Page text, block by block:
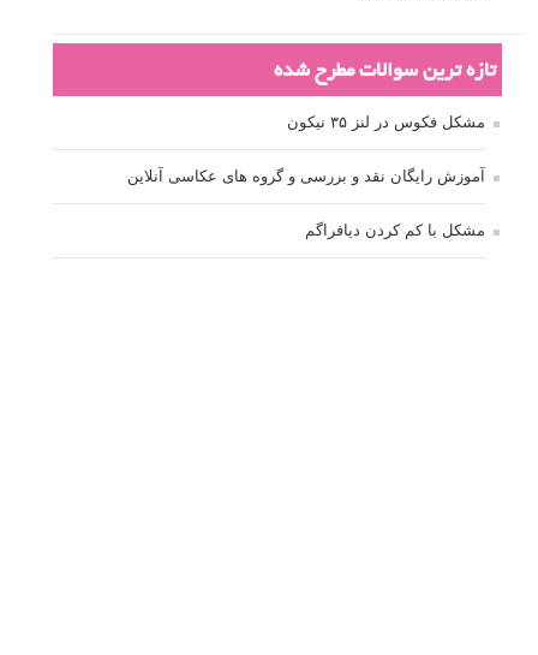
تازه ترین سوالات مطرح شده
مشکل فکوس در لنز ۳۵ نیکون
آموزش رایگان نقد و بررسی و گروه های عکاسی آنلاین
مشکل با کم کردن دیافراگم